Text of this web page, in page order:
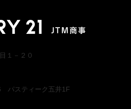
１－２０
パスティーク五井1F